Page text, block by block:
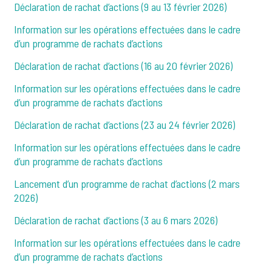
Déclaration de rachat d’actions (9 au 13 février 2026)
Information sur les opérations effectuées dans le cadre
d’un programme de rachats d’actions
Déclaration de rachat d’actions (16 au 20 février 2026)
Information sur les opérations effectuées dans le cadre
d’un programme de rachats d’actions
Déclaration de rachat d’actions (23 au 24 février 2026)
Information sur les opérations effectuées dans le cadre
d’un programme de rachats d’actions
Lancement d’un programme de rachat d’actions (2 mars
2026)
Déclaration de rachat d’actions (3 au 6 mars 2026)
Information sur les opérations effectuées dans le cadre
d’un programme de rachats d’actions